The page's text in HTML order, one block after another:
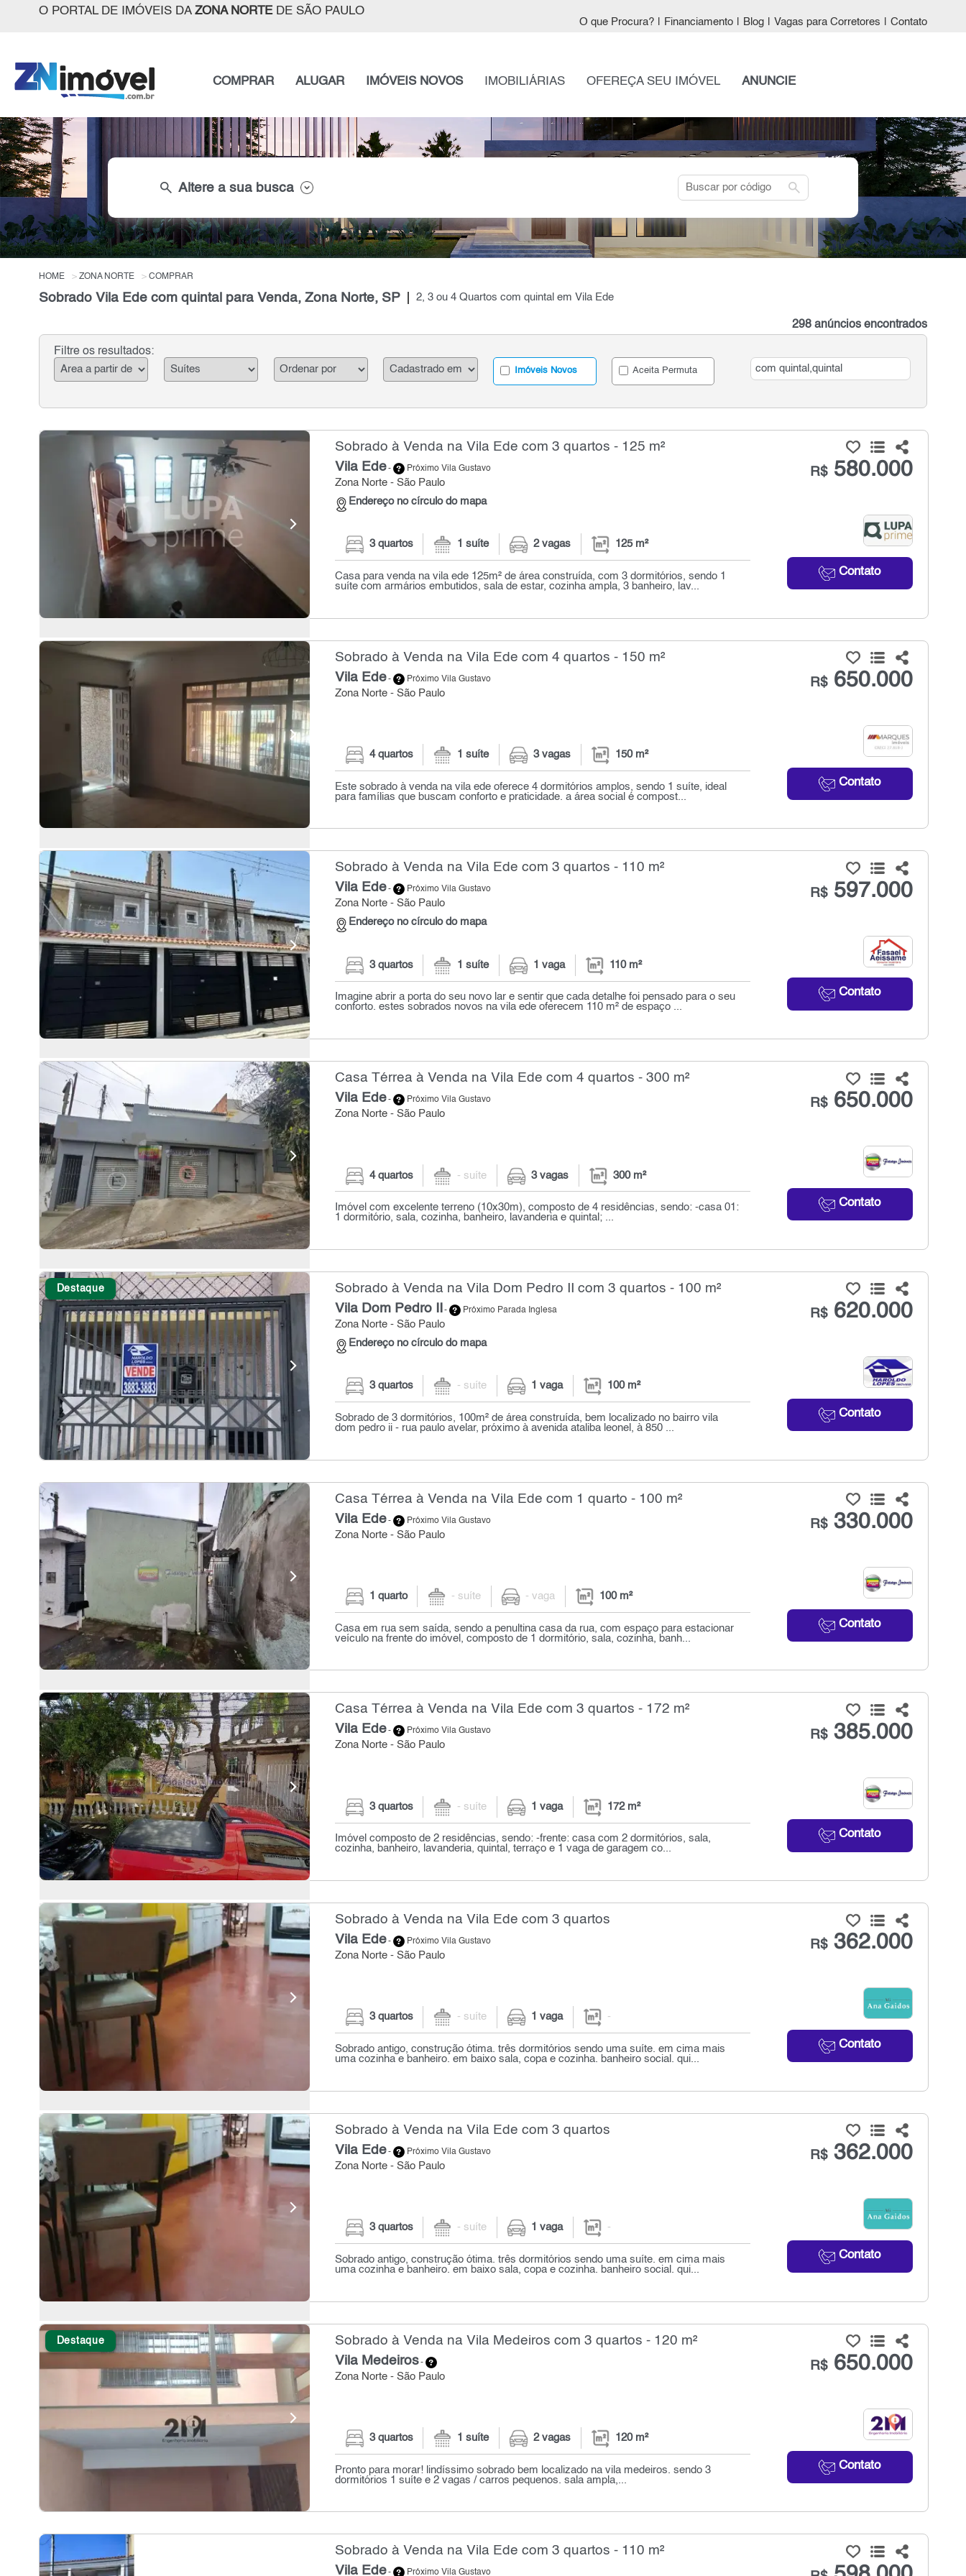
O PORTAL DE IMÓVEIS DA ZONA NORTEDE SÃO PAULO
O que Procura? Financiamento Blog Vagas para Corretores Contato
COMPRAR ALUGAR IMÓVEIS NOVOS IMOBILIÁRIAS OFEREÇA SEU IMÓVEL ANUNCIE
search Altere a sua busca search
HOME ZONA NORTE COMPRAR
Sobrado Vila Ede com quintal para Venda, Zona Norte, SP 2, 3 ou 4 Quartos com quintal em Vila Ede
298 anúncios encontrados
Filtre os resultados:
Imóveis Novos Aceita Permuta
Sobrado à Venda na Vila Ede com 3 quartos - 125 m²
Vila Ede- Próximo Vila Gustavo
Zona Norte - São Paulo
Endereço no círculo do mapa
R$580.000
Contato
3 quartos 1 suíte 2 vagas 125 m²
Casa para venda na vila ede 125m² de área construída, com 3 dormitórios, sendo 1
suíte com armários embutidos, sala de estar, cozinha ampla, 3 banheiro, lav...
Sobrado à Venda na Vila Ede com 4 quartos - 150 m²
Vila Ede- Próximo Vila Gustavo
Zona Norte - São Paulo
R$650.000
Contato
4 quartos 1 suíte 3 vagas 150 m²
Este sobrado à venda na vila ede oferece 4 dormitórios amplos, sendo 1 suíte, ideal
para famílias que buscam conforto e praticidade. a área social é compost...
Sobrado à Venda na Vila Ede com 3 quartos - 110 m²
Vila Ede- Próximo Vila Gustavo
Zona Norte - São Paulo
Endereço no círculo do mapa
R$597.000
Contato
3 quartos 1 suíte 1 vaga 110 m²
Imagine abrir a porta do seu novo lar e sentir que cada detalhe foi pensado para o seu
conforto. estes sobrados novos na vila ede oferecem 110 m² de espaço ...
Casa Térrea à Venda na Vila Ede com 4 quartos - 300 m²
Vila Ede- Próximo Vila Gustavo
Zona Norte - São Paulo
R$650.000
Contato
4 quartos - suíte 3 vagas 300 m²
Imóvel com excelente terreno (10x30m), composto de 4 residências, sendo: -casa 01:
1 dormitório, sala, cozinha, banheiro, lavanderia e quintal; ...
Destaque Sobrado à Venda na Vila Dom Pedro II com 3 quartos - 100 m²
Vila Dom Pedro II - Próximo Parada Inglesa
Zona Norte - São Paulo
Endereço no círculo do mapa
R$620.000
Contato
3 quartos - suíte 1 vaga 100 m²
Sobrado de 3 dormitórios, 100m² de área construída, bem localizado no bairro vila
dom pedro ii - rua paulo avelar, próximo à avenida ataliba leonel, à 850 ...
Casa Térrea à Venda na Vila Ede com 1 quarto - 100 m²
Vila Ede- Próximo Vila Gustavo
Zona Norte - São Paulo
R$330.000
Contato
1 quarto - suíte - vaga 100 m²
Casa em rua sem saída, sendo a penultina casa da rua, com espaço para estacionar
veículo na frente do imóvel, composto de 1 dormitório, sala, cozinha, banh...
Casa Térrea à Venda na Vila Ede com 3 quartos - 172 m²
Vila Ede- Próximo Vila Gustavo
Zona Norte - São Paulo
R$385.000
Contato
3 quartos - suíte 1 vaga 172 m²
Imóvel composto de 2 residências, sendo: -frente: casa com 2 dormitórios, sala,
cozinha, banheiro, lavanderia, quintal, terraço e 1 vaga de garagem co...
Sobrado à Venda na Vila Ede com 3 quartos
Vila Ede- Próximo Vila Gustavo
Zona Norte - São Paulo
R$362.000
Contato
3 quartos - suíte 1 vaga -
Sobrado antigo, construção ótima. três dormitórios sendo uma suíte. em cima mais
uma cozinha e banheiro. em baixo sala, copa e cozinha. banheiro social. qui...
Sobrado à Venda na Vila Ede com 3 quartos
Vila Ede- Próximo Vila Gustavo
Zona Norte - São Paulo
R$362.000
Contato
3 quartos - suíte 1 vaga -
Sobrado antigo, construção ótima. três dormitórios sendo uma suíte. em cima mais
uma cozinha e banheiro. em baixo sala, copa e cozinha. banheiro social. qui...
Destaque Sobrado à Venda na Vila Medeiros com 3 quartos - 120 m²
Vila Medeiros-
Zona Norte - São Paulo
R$650.000
Contato
3 quartos 1 suíte 2 vagas 120 m²
Pronto para morar! lindíssimo sobrado bem localizado na vila medeiros. sendo 3
dormitórios 1 suíte e 2 vagas / carros pequenos. sala ampla,...
Sobrado à Venda na Vila Ede com 3 quartos - 110 m²
Vila Ede- Próximo Vila Gustavo